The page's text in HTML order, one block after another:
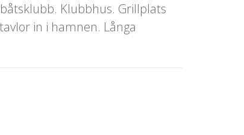
Klubbhus. Grillplats
in i hamnen. Långa